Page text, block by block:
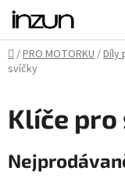
Přejít
obsah
Domů
/PRO MOTORKU/Díly
svíčky
Klíče